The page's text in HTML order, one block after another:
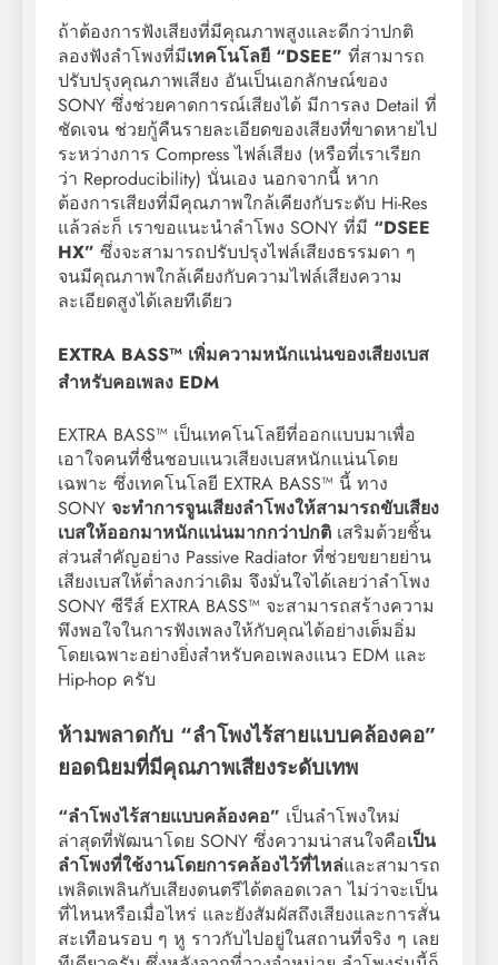
ถ้าต้องการฟังเสียงที่มีคุณภาพสูงและดีกว่าปกติ
ลองฟังลำโพงที่มีเทคโนโลยี “DSEE” ที่สามารถ
ปรับปรุงคุณภาพเสียง อันเป็นเอกลักษณ์ของ
SONY ซึ่งช่วยคาดการณ์เสียงได้ มีการลง Detail ที่
ชัดเจน ช่วยกู้คืนรายละเอียดของเสียงที่ขาดหายไป
ระหว่างการ Compress ไฟล์เสียง (หรือที่เราเรียก
ว่า Reproducibility) นั่นเอง นอกจากนี้ หาก
ต้องการเสียงที่มีคุณภาพใกล้เคียงกับระดับ Hi-Res
แล้วล่ะก็ เราขอแนะนำลำโพง SONY ที่มี “DSEE
HX” ซึ่งจะสามารถปรับปรุงไฟล์เสียงธรรมดา ๆ
จนมีคุณภาพใกล้เคียงกับความไฟล์เสียงความ
ละเอียดสูงได้เลยทีเดียว
EXTRA BASS™ เพิ่มความหนักแน่นของเสียงเบส
สำหรับคอเพลง EDM
EXTRA BASS™ เป็นเทคโนโลยีที่ออกแบบมาเพื่อ
เอาใจคนที่ชื่นชอบแนวเสียงเบสหนักแน่นโดย
เฉพาะ ซึ่งเทคโนโลยี EXTRA BASS™ นี้ ทาง
SONY จะทำการจูนเสียงลำโพงให้สามารถขับเสียง
เบสให้ออกมาหนักแน่นมากกว่าปกติ เสริมด้วยชิ้น
ส่วนสำคัญอย่าง Passive Radiator ที่ช่วยขยายย่าน
เสียงเบสให้ต่ำลงกว่าเดิม จึงมั่นใจได้เลยว่าลำโพง
SONY ซีรีส์ EXTRA BASS™ จะสามารถสร้างความ
พึงพอใจในการฟังเพลงให้กับคุณได้อย่างเต็มอิ่ม
โดยเฉพาะอย่างยิ่งสำหรับคอเพลงแนว EDM และ
Hip-hop ครับ
ห้ามพลาดกับ “ลำโพงไร้สายแบบคล้องคอ”
ยอดนิยมที่มีคุณภาพเสียงระดับเทพ
“ลำโพงไร้สายแบบคล้องคอ” เป็นลำโพงใหม่
ล่าสุดที่พัฒนาโดย SONY ซึ่งความน่าสนใจคือเป็น
ลำโพงที่ใช้งานโดยการคล้องไว้ที่ไหล่และสามารถ
เพลิดเพลินกับเสียงดนตรีได้ตลอดเวลา ไม่ว่าจะเป็น
ที่ไหนหรือเมื่อไหร่ และยังสัมผัสถึงเสียงและการสั่น
สะเทือนรอบ ๆ หู ราวกับไปอยู่ในสถานที่จริง ๆ เลย